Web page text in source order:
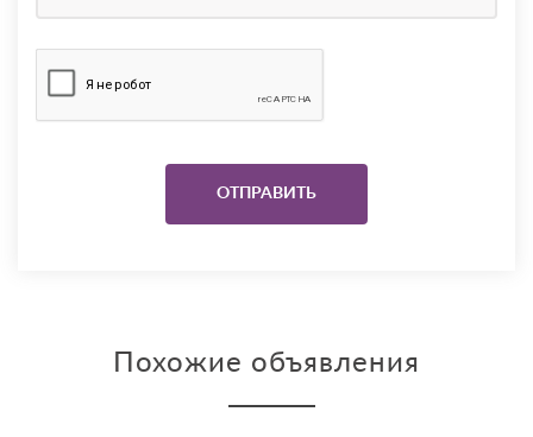
Похожие объявления